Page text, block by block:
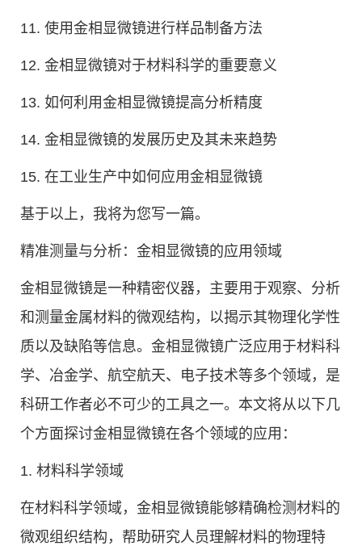
11. 使用金相显微镜进行样品制备方法
12. 金相显微镜对于材料科学的重要意义
13. 如何利用金相显微镜提高分析精度
14. 金相显微镜的发展历史及其未来趋势
15. 在工业生产中如何应用金相显微镜
基于以上，我将为您写一篇。
精准测量与分析：金相显微镜的应用领域
金相显微镜是一种精密仪器，主要用于观察、分析
和测量金属材料的微观结构，以揭示其物理化学性
质以及缺陷等信息。金相显微镜广泛应用于材料科
学、冶金学、航空航天、电子技术等多个领域，是
科研工作者必不可少的工具之一。本文将从以下几
个方面探讨金相显微镜在各个领域的应用：
1. 材料科学领域
在材料科学领域，金相显微镜能够精确检测材料的
微观组织结构，帮助研究人员理解材料的物理特